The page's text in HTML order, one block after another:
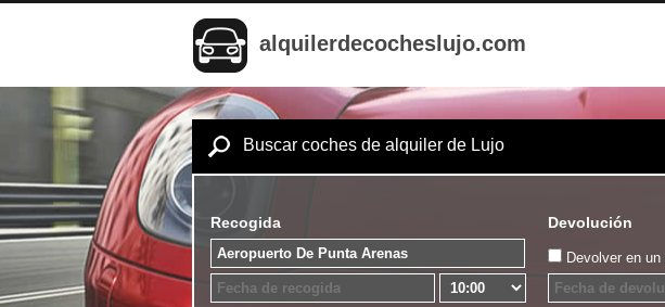
alquilerdecocheslujo.com
Buscar coches de alquiler de Lujo
Recogida Devolución
Devolver en